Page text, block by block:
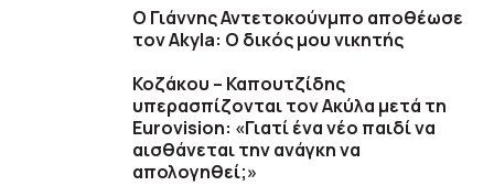
O Γιάννης Αντετοκούνμπο αποθέωσε
τον Akyla: Ο δικός μου νικητής
Κοζάκου – Καπουτζίδης
υπερασπίζονται τον Ακύλα μετά τη
Eurovision: «Γιατί ένα νέο παιδί να
αισθάνεται την ανάγκη να
απολογηθεί;»